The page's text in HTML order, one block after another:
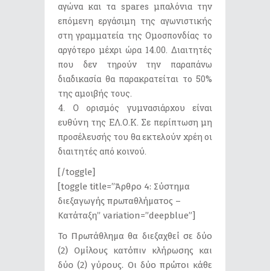
αγώνα και τα spares μπαλόνια την
επόμενη εργάσιμη της αγωνιστικής
στη γραμματεία της Ομοσπονδίας το
αργότερο μέχρι ώρα 14.00. Διαιτητές
που δεν τηρούν την παραπάνω
διαδικασία θα παρακρατείται το 50%
της αμοιβής τους.
4. Ο ορισμός γυμνασιάρχου είναι
ευθύνη της ΕΛ.Ο.Κ. Σε περίπτωση μη
προσέλευσής του θα εκτελούν χρέη οι
διαιτητές από κοινού.
[/toggle]
[toggle title=”Άρθρο 4: Σύστημα
διεξαγωγής πρωταθλήματος –
Κατάταξη” variation=”deepblue”]
Το Πρωτάθλημα θα διεξαχθεί σε δύο
(2) Ομίλους κατόπιν κλήρωσης και
δύο (2) γύρους. Οι δύο πρώτοι κάθε